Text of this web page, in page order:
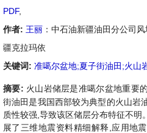
PDF,
作者: 王丽 ：中石油新疆油田分公司
疆克拉玛依
关键词: 准噶尔盆地;夏子街油田;火山
摘要: 火山岩储层是准噶尔盆地重要
街油田是我国西部较为典型的火山岩
质性较强,导致该区储层分布特征不
展了三维地震资料精细解释,应用地